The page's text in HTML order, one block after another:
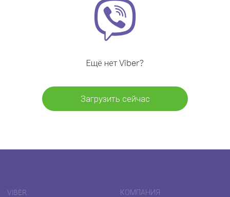
Ещё нет Viber?
Загрузить сейчас
VIBER КОМПАНИЯ